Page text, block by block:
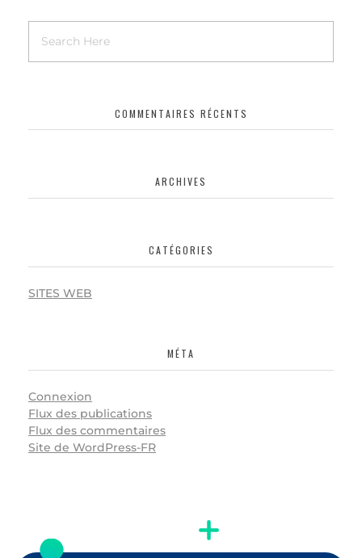
COMMENTAIRES RÉCENTS
ARCHIVES
CATÉGORIES
SITES WEB
MÉTA
Connexion
Flux des publications
Flux des commentaires
Site de WordPress-FR